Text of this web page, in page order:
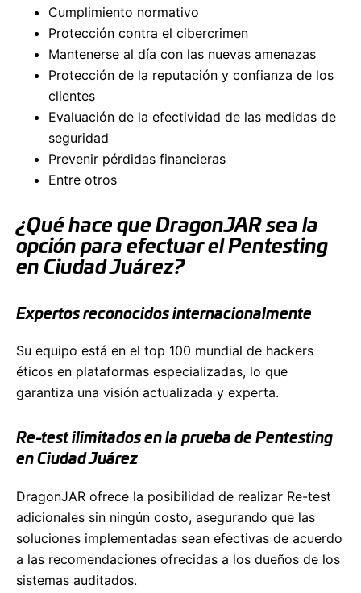
Cumplimiento normativo
Protección contra el cibercrimen
Mantenerse al día con las nuevas amenazas
Protección de la reputación y confianza de los
clientes
Evaluación de la efectividad de las medidas de
seguridad
Prevenir pérdidas financieras
Entre otros
¿Qué hace que DragonJAR sea la
opción para efectuar el Pentesting
en Ciudad Juárez?
Expertos reconocidos internacionalmente
Su equipo está en el top 100 mundial de hackers
éticos en plataformas especializadas, lo que
garantiza una visión actualizada y experta.
Re-test ilimitados en la prueba de Pentesting
en Ciudad Juárez
DragonJAR ofrece la posibilidad de realizar Re-test
adicionales sin ningún costo, asegurando que las
soluciones implementadas sean efectivas de acuerdo
a las recomendaciones ofrecidas a los dueños de los
sistemas auditados.